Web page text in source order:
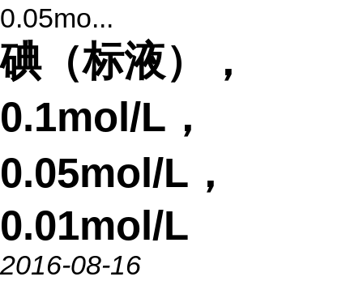
0.05mo...
碘（标液），
0.1mol/L，
0.05mol/L，
0.01mol/L
2016-08-16